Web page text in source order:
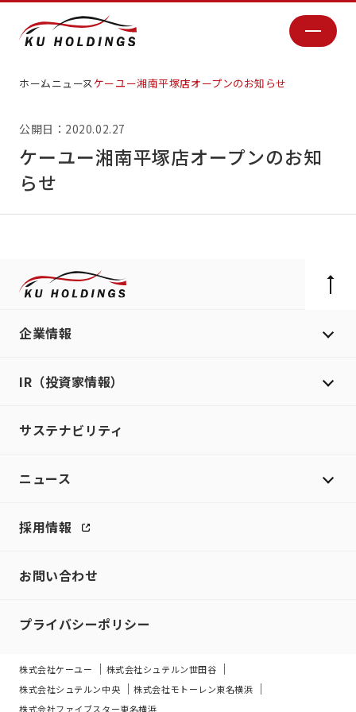
ホームニュースケーユー湘南平塚店オープンのお知らせ
公開日：2020.02.27
ケーユー湘南平塚店オープンのお知
らせ
企業情報
IR（投資家情報）
サステナビリティ
ニュース
採用情報
お問い合わせ
プライバシーポリシー
株式会社ケーユー
株式会社シュテルン世田谷
株式会社シュテルン中央
株式会社モトーレン東名横浜
株式会社ファイブスター東名横浜